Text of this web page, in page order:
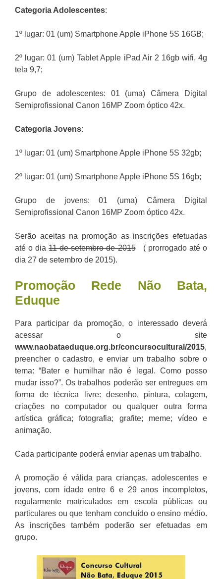
Categoria Adolescentes:
1º lugar: 01 (um) Smartphone Apple iPhone 5S 16GB;
2º lugar: 01 (um) Tablet Apple iPad Air 2 16gb wifi, 4g
tela 9,7;
Grupo de adolescentes: 01 (uma) Câmera Digital
Semiprofissional Canon 16MP Zoom óptico 42x.
Categoria Jovens:
1º lugar: 01 (um) Smartphone Apple iPhone 5S 32gb;
2º lugar: 01 (um) Smartphone Apple iPhone 5S 16gb;
Grupo de jovens: 01 (uma) Câmera Digital
Semiprofissional Canon 16MP Zoom óptico 42x.
Serão aceitas na promoção as inscrições efetuadas
até o dia11 de setembro de 2015( prorrogado até o
dia 27 de setembro de 2015).
Promoção Rede Não Bata,
Eduque
Para participar da promoção, o interessado deverá
acessar o site
www.naobataeduque.org.br/concursocultural/2015,
preencher o cadastro, e enviar um trabalho sobre o
tema: “Bater e humilhar não é legal. Como posso
mudar isso?”. Os trabalhos poderão ser entregues em
forma de técnica livre: desenho, pintura, colagem,
criações no computador ou qualquer outra forma
artística gráfica; fotografia; grafite; meme; vídeo e
animação.
Cada participante poderá enviar apenas um trabalho.
A promoção é válida para crianças, adolescentes e
jovens, com idade entre 6 e 29 anos incompletos,
regularmente matriculados em escola públicas ou
particulares ou que tenham concluído o ensino médio.
As inscrições também poderão ser efetuadas em
grupo.